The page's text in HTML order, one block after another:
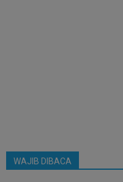
WAJIB DIBACA